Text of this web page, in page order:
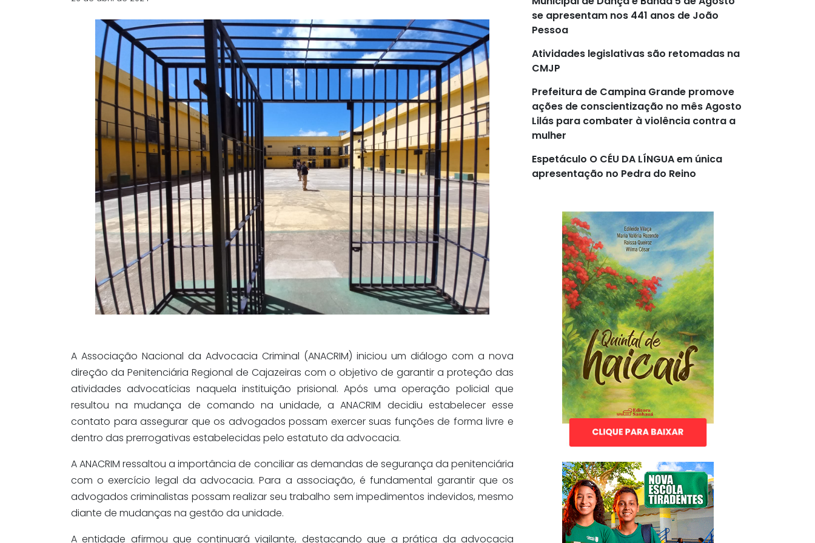
A Associação Nacional da Advocacia Criminal (ANACRIM) iniciou um diálogo com a nova
direção da Penitenciária Regional de Cajazeiras com o objetivo de garantir a proteção das
atividades advocatícias naquela instituição prisional. Após uma operação policial que
resultou na mudança de comando na unidade, a ANACRIM decidiu estabelecer esse
contato para assegurar que os advogados possam exercer suas funções de forma livre e
dentro das prerrogativas estabelecidas pelo estatuto da advocacia.
A ANACRIM ressaltou a importância de conciliar as demandas de segurança da penitenciária
com o exercício legal da advocacia. Para a associação, é fundamental garantir que os
advogados criminalistas possam realizar seu trabalho sem impedimentos indevidos, mesmo
diante de mudanças na gestão da unidade.
A entidade afirmou que continuará vigilante, destacando que a prática da advocacia
se apresentam nos 441 anos de João
Pessoa
Atividades legislativas são retomadas na
CMJP
Prefeitura de Campina Grande promove
ações de conscientização no mês Agosto
Lilás para combater à violência contra a
mulher
Espetáculo O CÉU DA LÍNGUA em única
apresentação no Pedra do Reino